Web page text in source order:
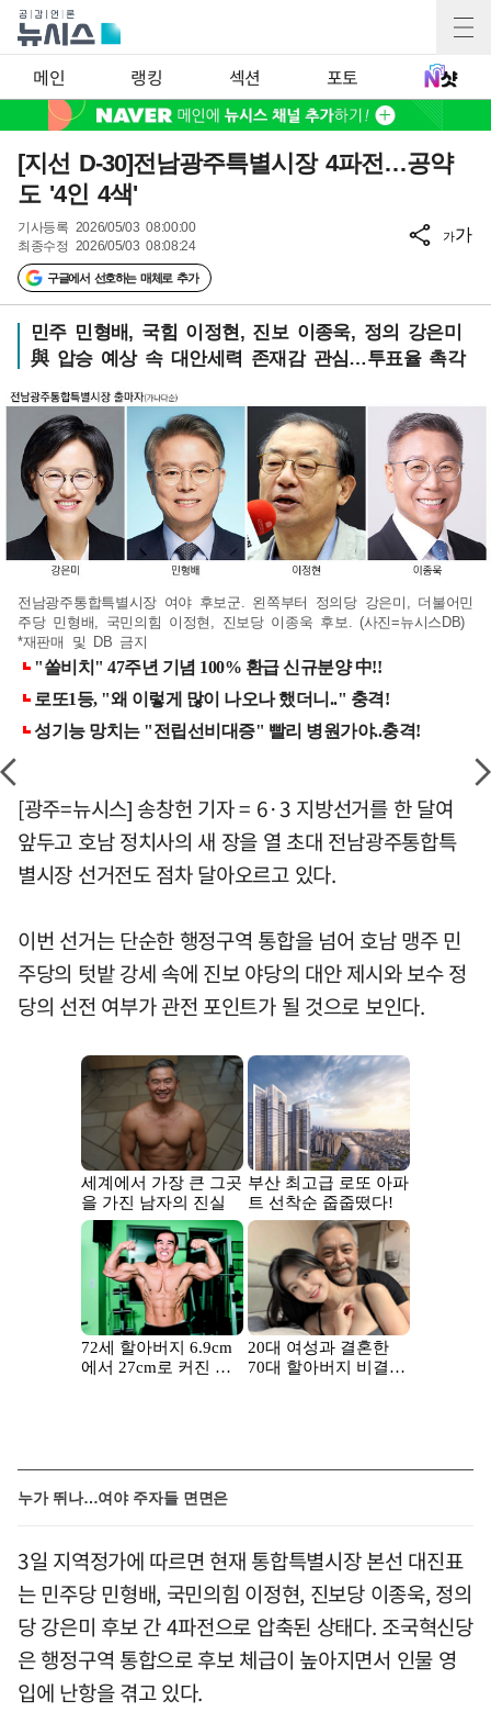
메인 랭킹 섹션 포토
[지선 D-30]전남광주특별시장 4파전…공약
도 '4인 4색'
기사등록 2026/05/03 08:00:00
최종수정 2026/05/03 08:08:24
구글에서 선호하는 매체로 추가
가가
민주 민형배, 국힘 이정현, 진보 이종욱, 정의 강은미
與 압승 예상 속 대안세력 존재감 관심…투표율 촉각
전남광주통합특별시장 여야 후보군. 왼쪽부터 정의당 강은미, 더불어민
주당 민형배, 국민의힘 이정현, 진보당 이종욱 후보. (사진=뉴시스DB)
*재판매 및 DB 금지
[광주=뉴시스] 송창헌 기자 = 6·3 지방선거를 한 달여
앞두고 호남 정치사의 새 장을 열 초대 전남광주통합특
별시장 선거전도 점차 달아오르고 있다.
이번 선거는 단순한 행정구역 통합을 넘어 호남 맹주 민
주당의 텃밭 강세 속에 진보 야당의 대안 제시와 보수 정
당의 선전 여부가 관전 포인트가 될 것으로 보인다.
누가 뛰나…여야 주자들 면면은
3일 지역정가에 따르면 현재 통합특별시장 본선 대진표
는 민주당 민형배, 국민의힘 이정현, 진보당 이종욱, 정의
당 강은미 후보 간 4파전으로 압축된 상태다. 조국혁신당
은 행정구역 통합으로 후보 체급이 높아지면서 인물 영
입에 난항을 겪고 있다.